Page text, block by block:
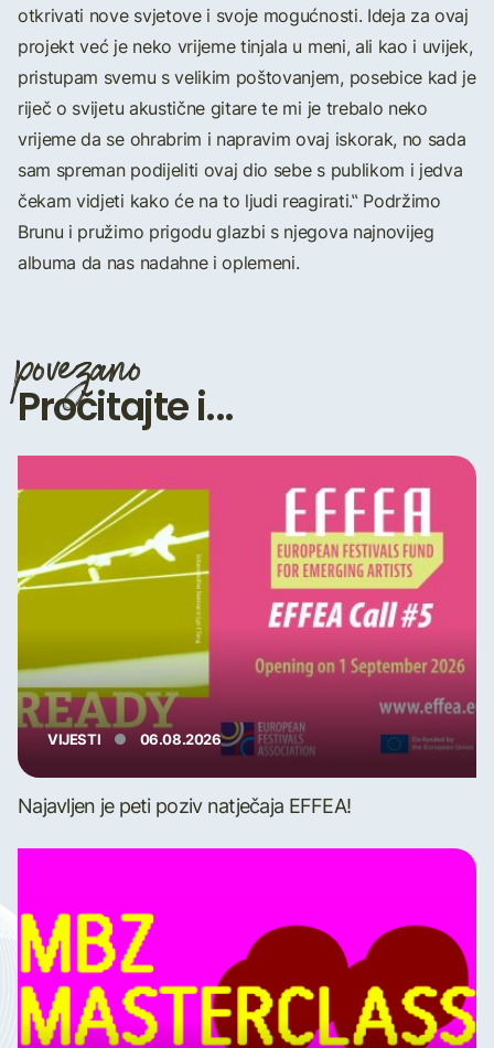
otkrivati nove svjetove i svoje mogućnosti. Ideja za ovaj
projekt već je neko vrijeme tinjala u meni, ali kao i uvijek,
pristupam svemu s velikim poštovanjem, posebice kad je
riječ o svijetu akustične gitare te mi je trebalo neko
vrijeme da se ohrabrim i napravim ovaj iskorak, no sada
sam spreman podijeliti ovaj dio sebe s publikom i jedva
čekam vidjeti kako će na to ljudi reagirati.‟ Podržimo
Brunu i pružimo prigodu glazbi s njegova najnovijeg
albuma da nas nadahne i oplemeni.
povezano
Pročitajte i...
VIJESTI 06.08.2026
Najavljen je peti poziv natječaja EFFEA!